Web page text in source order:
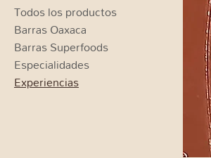
Todos los productos
Barras Oaxaca
Barras Superfoods
Especialidades
Experiencias